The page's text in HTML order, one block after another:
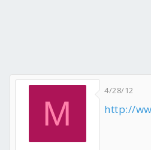
M
4/28/12
http://